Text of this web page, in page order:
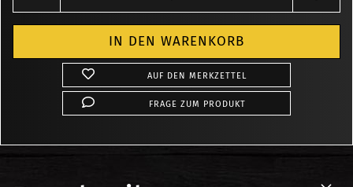
AUF DEN MERKZETTEL
FRAGE ZUM PRODUKT